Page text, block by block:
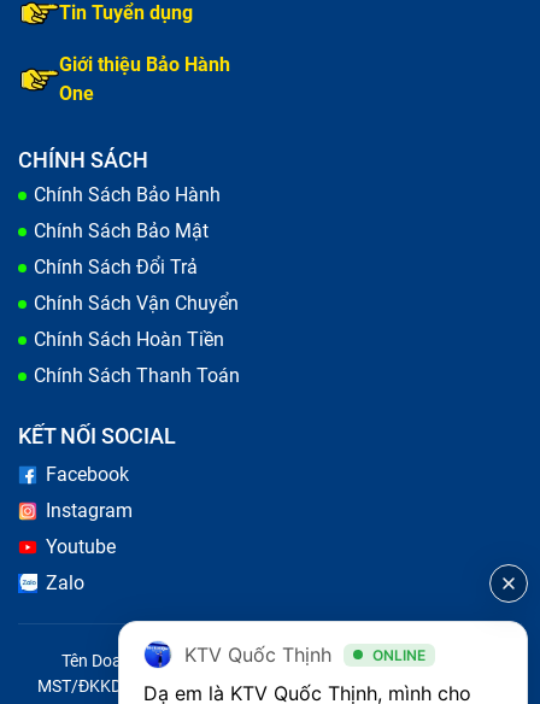
Tin Tuyển dụng
Giới thiệu Bảo Hành
One
CHÍNH SÁCH
Chính Sách Bảo Hành
Chính Sách Bảo Mật
Chính Sách Đổi Trả
Chính Sách Vận Chuyển
Chính Sách Hoàn Tiền
Chính Sách Thanh Toán
KẾT NỐI SOCIAL
Facebook
Instagram
Youtube
Zalo
Tên Doanh Nghiệp: CÔNG TY TNHH CITY ONE VIỆT NAM
MST/ĐKKD/QĐTL: 0316569346 do sở KHĐT TP.HCM cấp ngày
KTV Quốc Thịnh ONLINE
Dạ em là KTV Quốc Thịnh, mình cho